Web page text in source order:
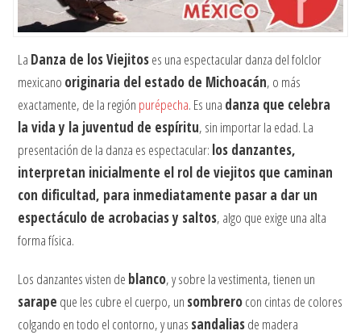
La Danza de los Viejitoses una espectacular danza del folclor
mexicano originaria del estado de Michoacán, o más
exactamente, de la región purépecha. Es una danza que celebra
la vida y la juventud de espíritu, sin importar la edad. La
presentación de la danza es espectacular: los danzantes,
interpretan inicialmente el rol de viejitos que caminan
con dificultad, para inmediatamente pasar a dar un
espectáculo de acrobacias y saltos, algo que exige una alta
forma física.
Los danzantes visten de blanco, y sobre la vestimenta, tienen un
sarape que les cubre el cuerpo, un sombrerocon cintas de colores
colgando en todo el contorno, y unas sandaliasde madera